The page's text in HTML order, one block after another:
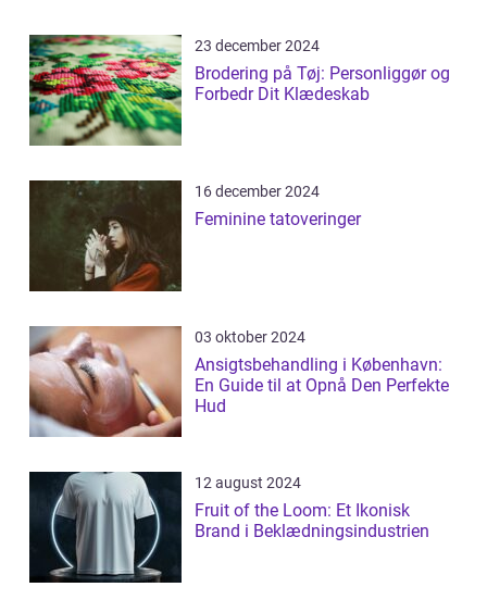
23 december 2024
Brodering på Tøj: Personliggør og
Forbedr Dit Klædeskab
16 december 2024
Feminine tatoveringer
03 oktober 2024
Ansigtsbehandling i København:
En Guide til at Opnå Den Perfekte
Hud
12 august 2024
Fruit of the Loom: Et Ikonisk
Brand i Beklædningsindustrien